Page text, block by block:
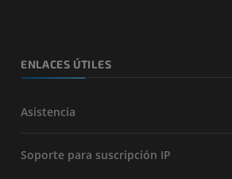
ENLACES ÚTILES
Asistencia
Soporte para suscripción IP